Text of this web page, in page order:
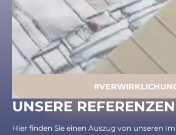
UNSERE REFERENZEN
Hier finden Sie einen Auszug von unseren